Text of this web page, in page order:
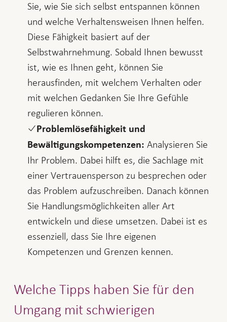
Sie, wie Sie sich selbst entspannen können
und welche Verhaltensweisen Ihnen helfen.
Diese Fähigkeit basiert auf der
Selbstwahrnehmung. Sobald Ihnen bewusst
ist, wie es Ihnen geht, können Sie
herausfinden, mit welchem Verhalten oder
mit welchen Gedanken Sie Ihre Gefühle
regulieren können.
Problemlösefähigkeit und
Bewältigungskompetenzen: Analysieren Sie
Ihr Problem. Dabei hilft es, die Sachlage mit
einer Vertrauensperson zu besprechen oder
das Problem aufzuschreiben. Danach können
Sie Handlungsmöglichkeiten aller Art
entwickeln und diese umsetzen. Dabei ist es
essenziell, dass Sie Ihre eigenen
Kompetenzen und Grenzen kennen.
Welche Tipps haben Sie für den
Umgang mit schwierigen